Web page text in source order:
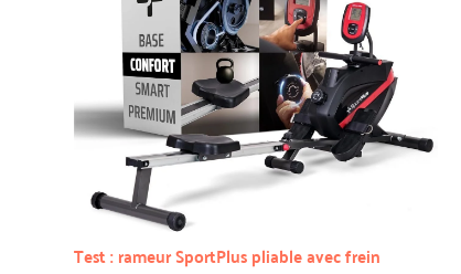
Test : rameur SportPlus pliable avec frein